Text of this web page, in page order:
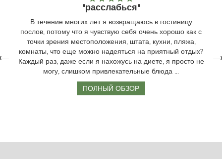
"Отлично с маленьким ребенком"
"расслабься"
В течение многих лет я возвращаюсь в гостиницу
послов, потому что я чувствую себя очень хорошо как с
точки зрения местоположения, штата, кухни, пляжа,
комнаты, что еще можно надеяться на приятный отдых?
Каждый раз, даже если я нахожусь на диете, я просто не
могу, слишком привлекательные блюда ...
ПОЛНЫЙ ОБЗОР
"Поиск расслабься"